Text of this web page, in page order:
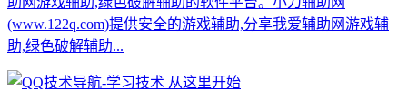
(www.122q.com)提供安全的游戏辅助,分享我爱辅助网游戏辅
助,绿色破解辅助...